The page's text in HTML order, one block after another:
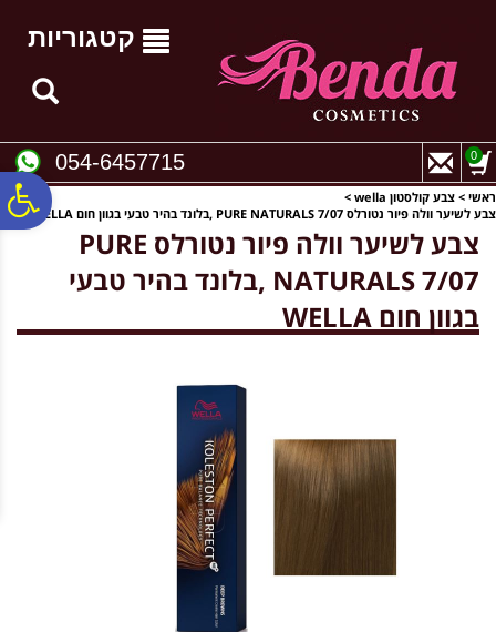
נגישות
קטגוריות
054-6457715 0
ראשי > צבע קולסטון wella
>
צבע לשיער וולה פיור נטורלס PURE NATURALS 7/07 ,בלונד בהיר טבעי בגוון חום WELLA
צבע לשיער וולה פיור נטורלס PURE
NATURALS 7/07 ,בלונד בהיר טבעי
בגוון חום WELLA